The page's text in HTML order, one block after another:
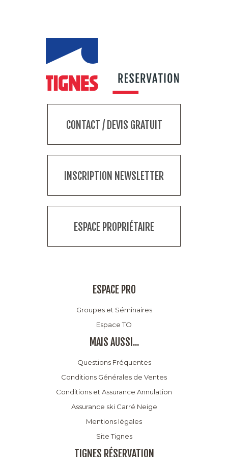
CONTACT / DEVIS GRATUIT
INSCRIPTION NEWSLETTER
ESPACE PROPRIÉTAIRE
ESPACE PRO
Groupes et Séminaires
Espace TO
MAIS AUSSI...
Questions Fréquentes
Conditions Générales de Ventes
Conditions et Assurance Annulation
Assurance ski Carré Neige
Mentions légales
Site Tignes
TIGNES RÉSERVATION